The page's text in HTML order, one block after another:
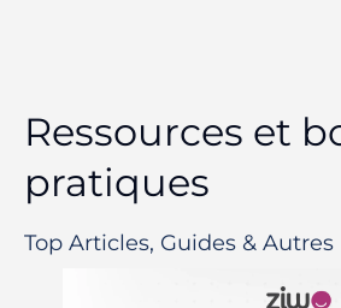
Ressources et
pratiques
Top Articles, Guides & Autres